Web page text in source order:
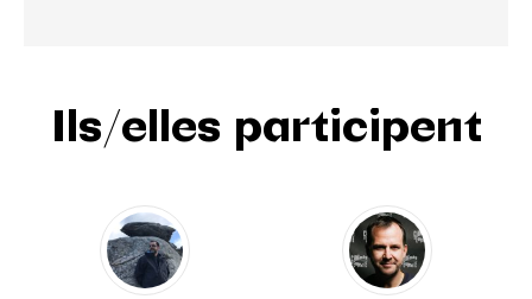
Ils/elles participent